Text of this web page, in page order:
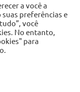
a você a
preferências e
você
No entanto,
para